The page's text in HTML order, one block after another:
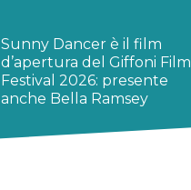
Sunny Dancer è il film
d’apertura del Giffoni Film
Festival 2026: presente
anche Bella Ramsey